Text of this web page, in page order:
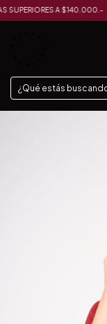
A $140.000.-